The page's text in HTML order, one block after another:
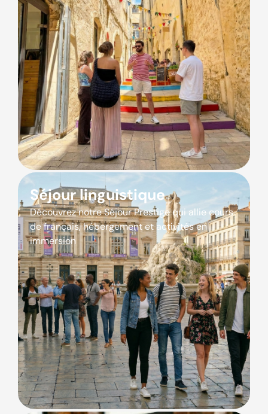
Séjour linguistique
Découvrez notre Séjour Prestige qui allie cours
de français, hébergement et activités en
immersion